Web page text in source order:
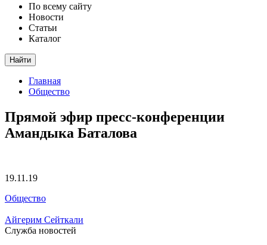
По всему сайту
Новости
Статьи
Каталог
Найти
Главная
Общество
Прямой эфир пресс-конференции
Амандыка Баталова
19.11.19
Общество
Айгерим Сейткали
Служба новостей